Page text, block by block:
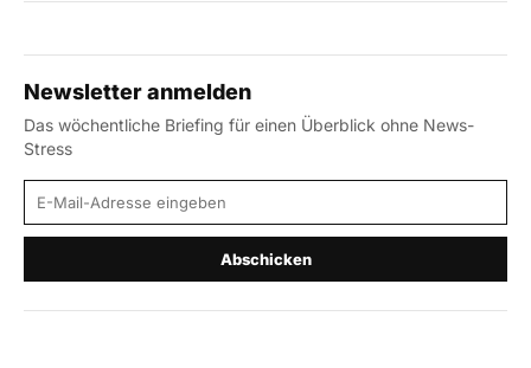
Newsletter anmelden
Das wöchentliche Briefing für einen Überblick ohne News-
Stress
E-Mail-Adresse
Abschicken